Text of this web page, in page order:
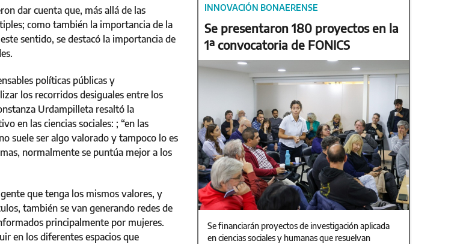
dar cuenta que, más allá de las
como también la importancia de la
sentido, se destacó la importancia de
políticas públicas y
los recorridos desiguales entre los
Urdampilleta resaltó la
en las ciencias sociales: ; “en las
suele ser algo valorado y tampoco lo es
normalmente se puntúa mejor a los
que tenga los mismos valores, y
también se van generando redes de
principalmente por mujeres.
en los diferentes espacios que
INNOVACIÓN BONAERENSE
Se presentaron 180 proyectos en la
1ª convocatoria de FONICS
Se financiarán proyectos de investigación aplicada
en ciencias sociales y humanas que resuelvan